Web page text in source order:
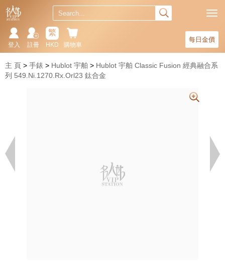
每日金價
購物車
繁
HKD
註冊
登入
主 頁 手錶 Hublot 宇舶
Hublot 宇舶 Classic Fusion 經典融合系
列 549.Ni.1270.Rx.Orl23 鈦合金